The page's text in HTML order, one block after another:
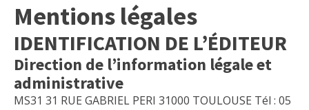
Mentions légales
IDENTIFICATION DE L’ÉDITEUR
Direction de l’information légale et
administrative
MS31 31 RUE GABRIEL PERI 31000 TOULOUSE Tél : 05